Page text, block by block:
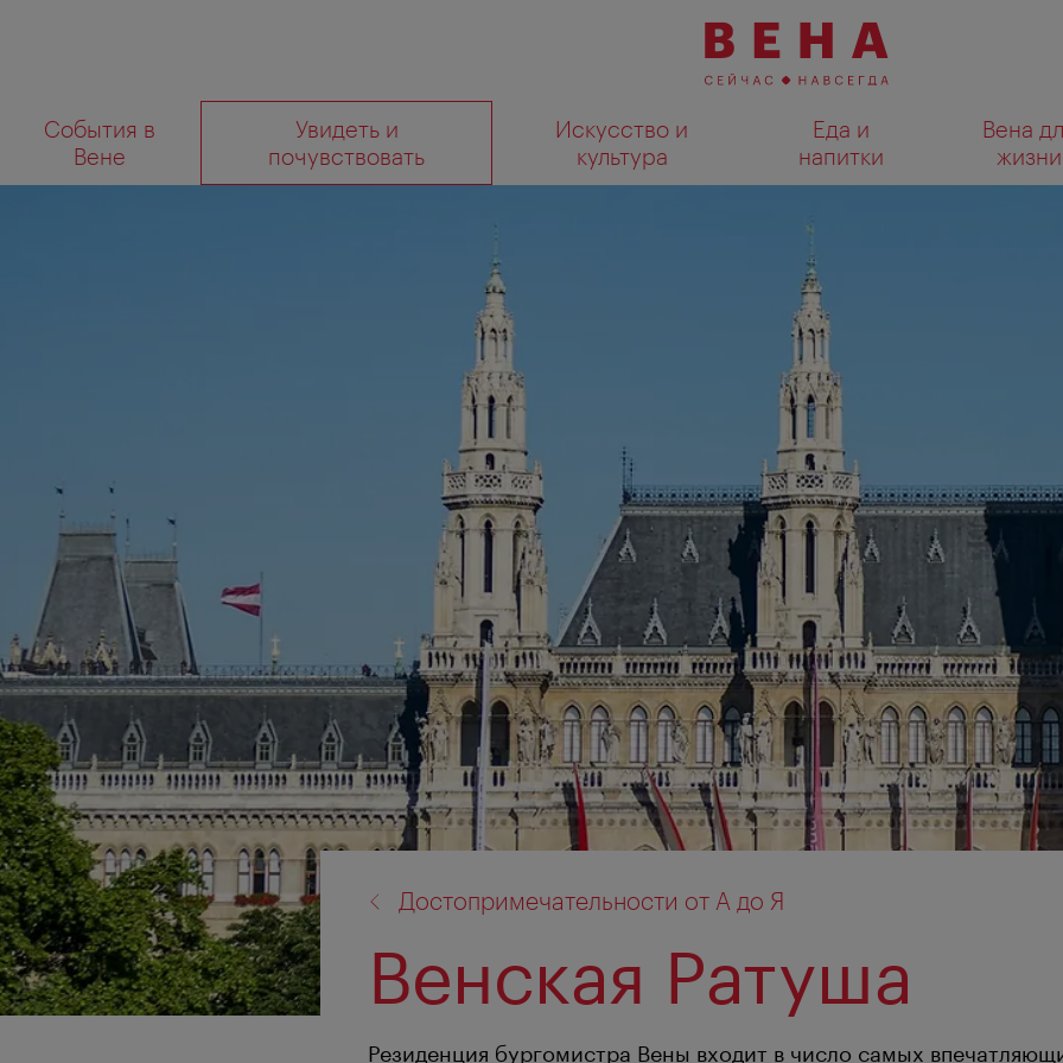
навигации
содержанию
События в
Вене
Увидеть и
почувствовать
Искусство и
культура
Еда и
напитки
Вена
жизни
Что
вы
ищете?
Показать результаты поиска
Достопримечательности от А до Я
Венская Ратуша
Резиденция бургомистра Вены входит в число самых